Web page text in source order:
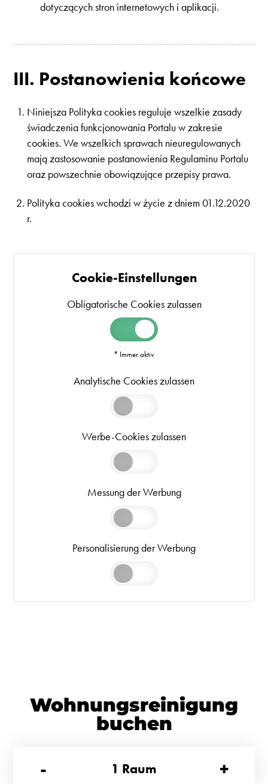
dotyczących stron internetowych i aplikacji.
III. Postanowienia końcowe
Niniejsza Polityka cookies reguluje wszelkie zasady
świadczenia funkcjonowania Portalu w zakresie
cookies. We wszelkich sprawach nieuregulowanych
mają zastosowanie postanowienia Regulaminu Portalu
oraz powszechnie obowiązujące przepisy prawa.
Polityka cookies wchodzi w życie z dniem 01.12.2020
r.
Cookie-Einstellungen
Obligatorische Cookies zulassen
* Immer aktiv
Analytische Cookies zulassen
Werbe-Cookies zulassen
Messung der Werbung
Personalisierung der Werbung
Wohnungsreinigung
buchen
-
1 Raum +